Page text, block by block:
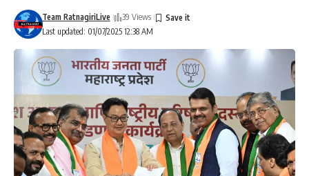
Last updated: 01/07/2025 12:38 AM
Team RatnagiriLive 39 Views